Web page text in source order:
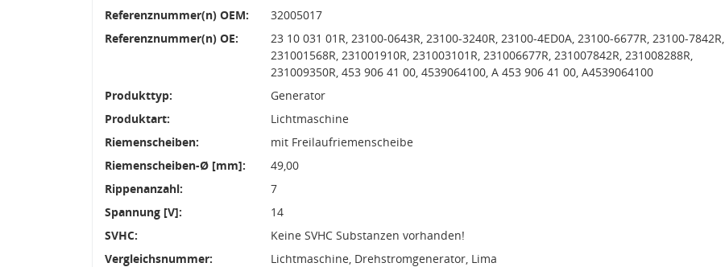
Referenznummer(n) OEM:
32005017
Referenznummer(n) OE:
23 10 031 01R, 23100-0643R, 23100-3240R, 23100-4ED0A, 23100-6677R, 23100-7842R,
231001568R, 231001910R, 231003101R, 231006677R, 231007842R, 231008288R,
231009350R, 453 906 41 00, 4539064100, A 453 906 41 00, A4539064100
Produkttyp:
Generator
Produktart:
Lichtmaschine
Riemenscheiben:
mit Freilaufriemenscheibe
Riemenscheiben-Ø [mm]:
49,00
Rippenanzahl:
7
Spannung [V]:
14
SVHC:
Keine SVHC Substanzen vorhanden!
Vergleichsnummer:
Lichtmaschine, Drehstromgenerator, Lima